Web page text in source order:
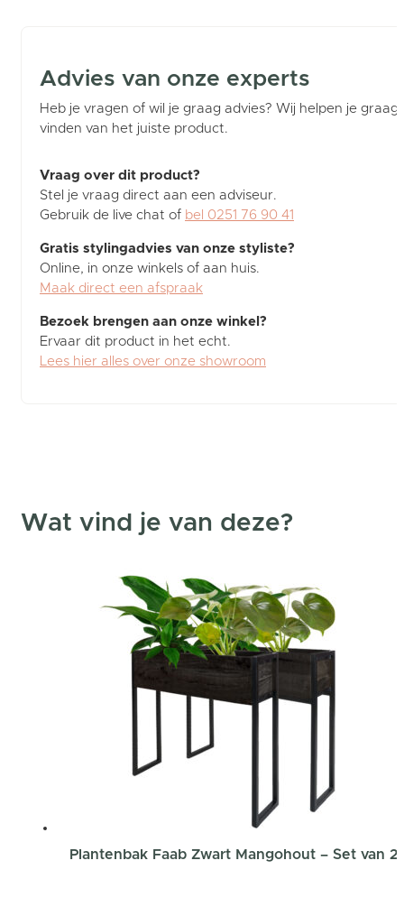
Advies van onze experts
Heb je vragen of wil je graag advies? Wij helpen je graag
vinden van het juiste product.
Vraag over dit product?
Stel je vraag direct aan een adviseur.
Gebruik de live chat of bel 0251 76 90 41
Gratis stylingadvies van onze styliste?
Online, in onze winkels of aan huis.
Maak direct een afspraak
Bezoek brengen aan onze winkel?
Ervaar dit product in het echt.
Lees hier alles over onze showroom
Wat vind je van deze?
Plantenbak Faab Zwart Mangohout – Set van 2